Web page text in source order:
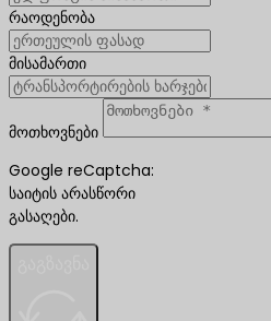
რაოდენობა
მისამართი
მოთხოვნები
Google reCaptcha:
საიტის არასწორი
გასაღები.